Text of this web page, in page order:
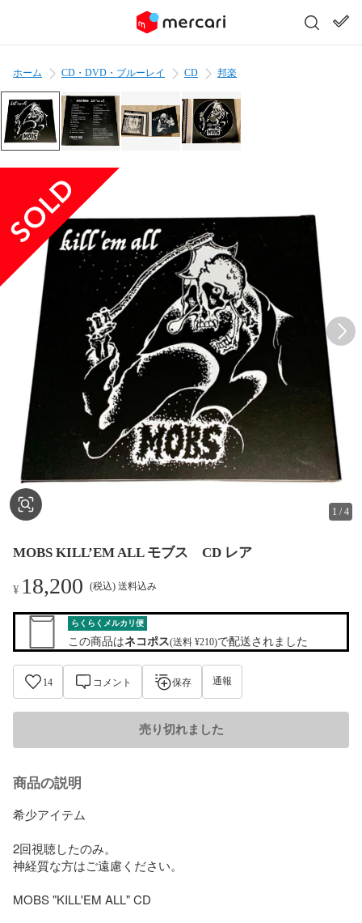
ホーム CD・DVD・ブルーレイ CD 邦楽
1 /4
MOBS KILL’EM ALL モブス CD レア
¥ 18,200 (税込) 送料込み
らくらくメルカリ便
この商品はネコポス(送料 ¥210)で配送されました
14 コメント 保存 通報
売り切れました
商品の説明
希少アイテム
2回視聴したのみ。
神経質な方はご遠慮ください。
MOBS "KILL'EM ALL" CD